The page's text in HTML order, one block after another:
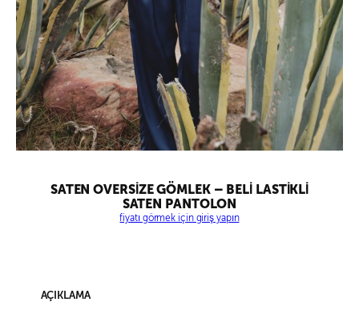
SATEN OVERSİZE GÖMLEK – BELİ LASTİKLİ
SATEN PANTOLON
fiyatı görmek için giriş yapın
AÇIKLAMA